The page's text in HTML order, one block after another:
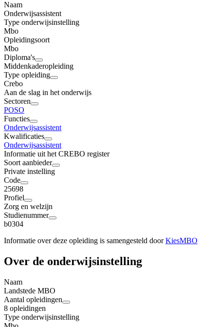
Naam
Onderwijsassistent
Type onderwijsinstelling
Mbo
Opleidingsoort
Mbo
Diploma's
Middenkaderopleiding
Type opleiding
Crebo
Aan de slag in het onderwijs
Sectoren
POSO
Functies
Onderwijsassistent
Kwalificaties
Onderwijsassistent
Informatie uit het CREBO register
Soort aanbieder
Private instelling
Code
25698
Profiel
Zorg en welzijn
Studienummer
b0304
Informatie over deze opleiding is samengesteld doorKiesMBO
Over de onderwijsinstelling
Naam
Landstede MBO
Aantal opleidingen
8 opleidingen
Type onderwijsinstelling